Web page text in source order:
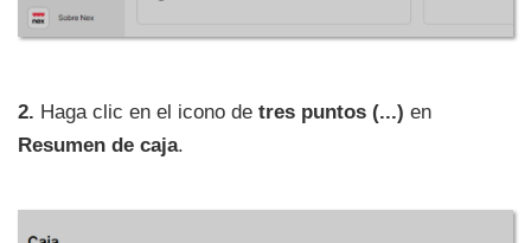
2. Haga clic en el icono de tres puntos (...) en
Resumen de caja.